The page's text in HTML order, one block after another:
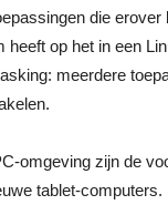
die
op het in een
meerdere
omgeving zijn de
tablet-